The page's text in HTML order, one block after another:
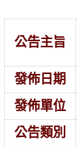
公告主旨
發佈日期
發佈單位
公告類別